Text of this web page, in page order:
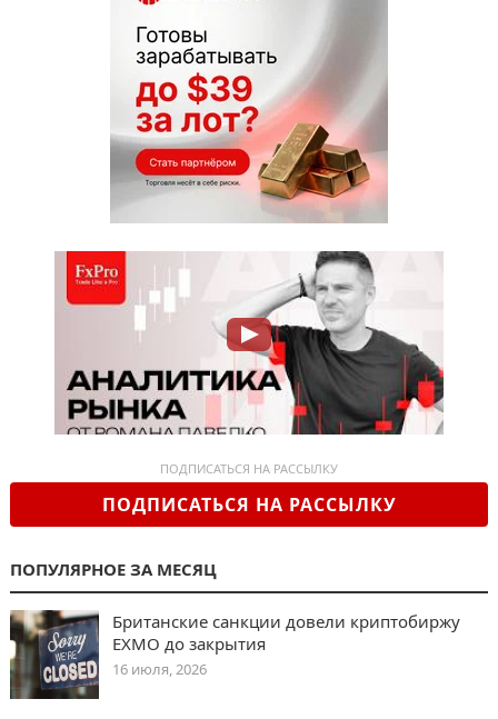
ПОДПИСАТЬСЯ НА РАССЫЛКУ
ПОДПИСАТЬСЯ НА РАССЫЛКУ
ПОПУЛЯРНОЕ ЗА МЕСЯЦ
Британские санкции довели криптобиржу
EXMO до закрытия
16 июля, 2026